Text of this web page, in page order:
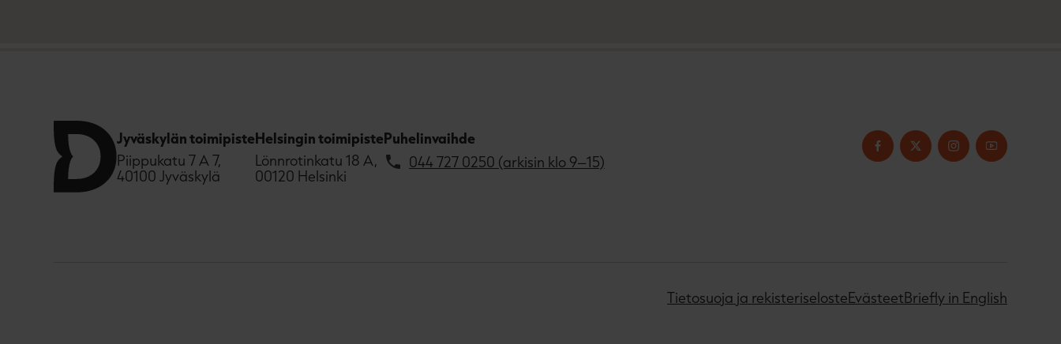
Jyväskylän toimipiste
Piippukatu 7 A 7,
40100 Jyväskylä
Helsingin toimipiste
Lönnrotinkatu 18 A,
00120 Helsinki
Puhelinvaihde
044 727 0250 (arkisin klo 9–15)
Tietosuoja ja rekisteriselosteEvästeetBriefly in English